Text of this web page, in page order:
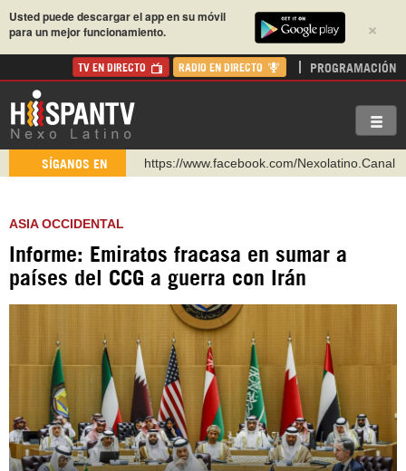
×
Usted puede descargar el app en su móvil
para un mejor funcionamiento.
TV EN DIRECTO RADIO EN DIRECTO PROGRAMACIÓN
SÍGANOS EN
https://www.facebook.com/Nexolatino.Canal
https://t.me/hispantvcanal
https://urmedium.com/c/hispantv
Instagram como: hispan_tv
ASIA OCCIDENTAL
Informe: Emiratos fracasa en sumar a
países del CCG a guerra con Irán